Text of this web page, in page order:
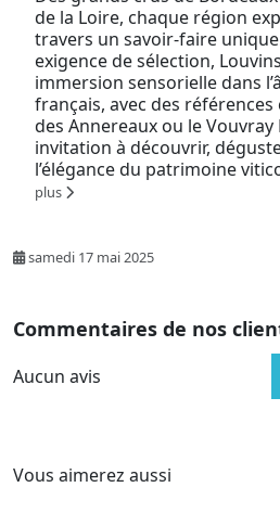
de la Loire, chaque région
travers un savoir-faire
exigence de sélection,
immersion sensorielle dans
français, avec des références
des Annereaux ou le Vouvray
invitation à découvrir,
l’élégance du patrimoine
plus
samedi 17 mai 2025
Commentaires de nos
Aucun avis
Vous aimerez aussi